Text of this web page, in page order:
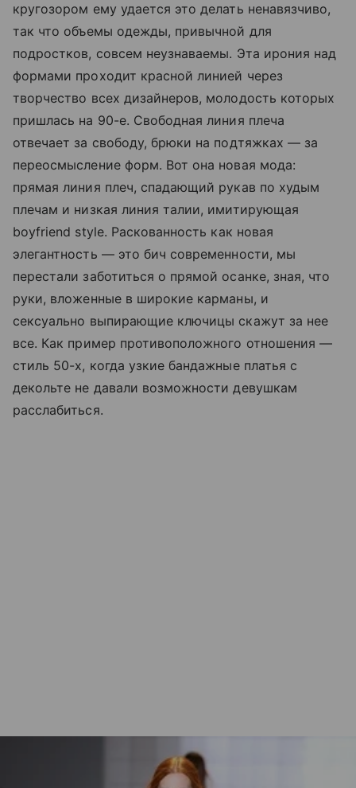
кругозором ему удается это делать ненавязчиво,
так что объемы одежды, привычной для
подростков, совсем неузнаваемы. Эта ирония над
формами проходит красной линией через
творчество всех дизайнеров, молодость которых
пришлась на 90-е. Свободная линия плеча
отвечает за свободу, брюки на подтяжках — за
переосмысление форм. Вот она новая мода:
прямая линия плеч, спадающий рукав по худым
плечам и низкая линия талии, имитирующая
boyfriend style. Раскованность как новая
элегантность — это бич современности, мы
перестали заботиться о прямой осанке, зная, что
руки, вложенные в широкие карманы, и
сексуально выпирающие ключицы скажут за нее
все. Как пример противоположного отношения —
стиль 50-х, когда узкие бандажные платья с
декольте не давали возможности девушкам
расслабиться.